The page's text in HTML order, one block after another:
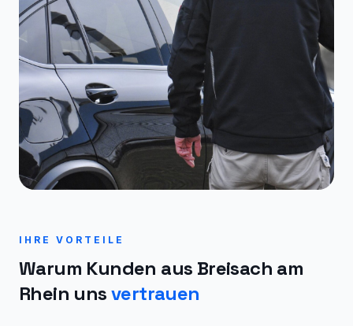
IHRE VORTEILE
Warum Kunden aus Breisach am
Rhein unsvertrauen